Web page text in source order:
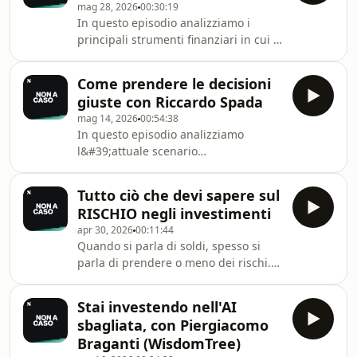
marketing per banche e assicurazioni.
Ma Serena è molto più di questo. Lo
scopriamo in questo nuovo episodio.Ti
è piaciuto questo episodio? Diccelo
nei commenti! 👇
===========================
mag 28, 202600:30:19
In questo episodio analizziamo i
principali strumenti finanziari in cui è
questo episodio? Diccelo nei
commenti! 👇
==================================Impara
a investire in ETF con la nostra guida
gratuita:https://it.scalable.capital/etf-
guida-per-iniziare?
Come prendere le decisioni
giuste con Riccardo Spada
mag 14, 202600:54:38
In questo episodio analizziamo
l&#39;attuale scenario
Riccardo Spada, fondatore di The Bull.
Ti è piaciuto questo episodio? Diccelo
nei commenti! 👇
==================================Impara
a investire in ETF con la nostra guida
gratuita:https://it.scalable.capital/etf-
guida-per-iniziareResta sempre
aggiornato e iscriviti gratuitame
Tutto ciò che devi sapere sul
RISCHIO negli investimenti
apr 30, 202600:11:44
Quando si parla di soldi, spesso si
parla di prendere o meno dei rischi.
commenti! 👇
==================================Impara
a investire in ETF con la nostra guida
Stai investendo nell'AI
sbagliata, con Piergiacomo
Braganti (WisdomTree)